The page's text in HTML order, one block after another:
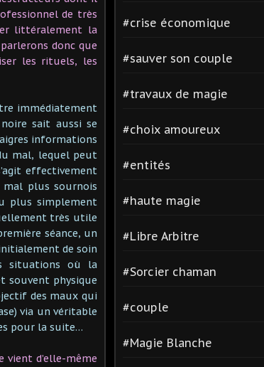
de très
littéralement la
donc que
les rituels, les
immédiatement
sait aussi se
informations
mal, lequel peut
effectivement
plus sournois
plus simplement
très utile
séance, un
de soin
situations où la
souvent physique
des maux qui
via un véritable
pour la suite…
d’elle-même
#crise économique
#sauver son couple
#travaux de magie
#choix amoureux
#entités
#haute magie
#Libre Arbitre
#Sorcier chaman
#couple
#Magie Blanche